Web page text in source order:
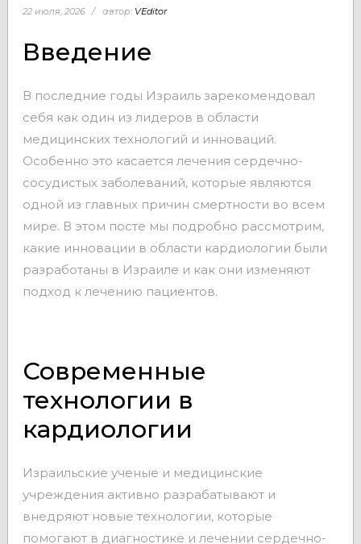
22 июля, 2026 автор: VEditor
Введение
В последние годы Израиль зарекомендовал
себя как один из лидеров в области
медицинских технологий и инноваций.
Особенно это касается лечения сердечно-
сосудистых заболеваний, которые являются
одной из главных причин смертности во всем
мире. В этом посте мы подробно рассмотрим,
какие инновации в области кардиологии были
разработаны в Израиле и как они изменяют
подход к лечению пациентов.
Современные
технологии в
кардиологии
Израильские ученые и медицинские
учреждения активно разрабатывают и
внедряют новые технологии, которые
помогают в диагностике и лечении сердечно-